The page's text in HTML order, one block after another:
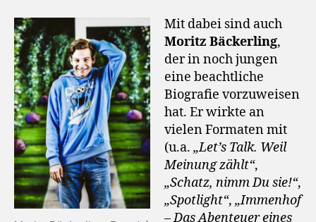
Mit dabei sind auch
Moritz Bäckerling,
der in noch jungen
eine beachtliche
Biografie vorzuweisen
hat. Er wirkte an
vielen Formaten mit
(u.a. „Let’s Talk. Weil
Meinung zählt“,
„Schatz, nimm Du sie!“,
„Spotlight“, „Immenhof
– Das Abenteuer eines